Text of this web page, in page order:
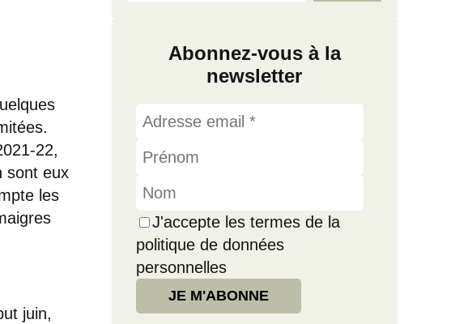
22,
sont eux
les
juin,
Abonnez-vous à la
newsletter
J'accepte les termes de la
politique de données
personnelles